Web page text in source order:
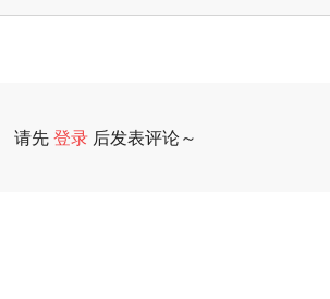
请先登录 后发表评论～